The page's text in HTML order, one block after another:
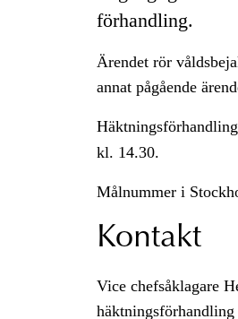
förhandling.
Ärendet rör
annat pågående
kl. 14.30.
Målnummer i
Kontakt
Vice chefsåklagare
häktningsförhandling